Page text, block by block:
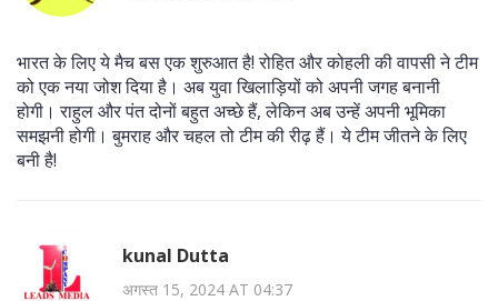
भारत के लिए ये मैच बस एक शुरुआत है! रोहित और कोहली की वापसी ने टीम
को एक नया जोश दिया है। अब युवा खिलाड़ियों को अपनी जगह बनानी
होगी। राहुल और पंत दोनों बहुत अच्छे हैं, लेकिन अब उन्हें अपनी भूमिका
समझनी होगी। बुमराह और चहल तो टीम की रीढ़ हैं। ये टीम जीतने के लिए
बनी है!
kunal Dutta
अगस्त 15, 2024 AT 04:37